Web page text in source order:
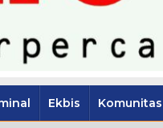
Ekbis Komunitas